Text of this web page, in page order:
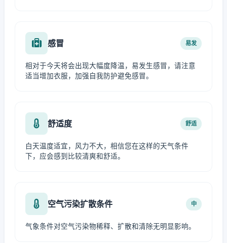
感冒 易发
相对于今天将会出现大幅度降温，易发生感冒，请注意
适当增加衣服，加强自我防护避免感冒。
舒适度 舒适
白天温度适宜，风力不大，相信您在这样的天气条件
下，应会感到比较清爽和舒适。
空气污染扩散条件 中
气象条件对空气污染物稀释、扩散和清除无明显影响。